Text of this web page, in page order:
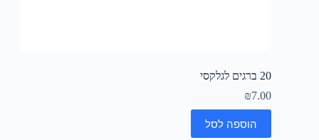
20 ברגים לגלקסי
₪7.00
הוספה לסל